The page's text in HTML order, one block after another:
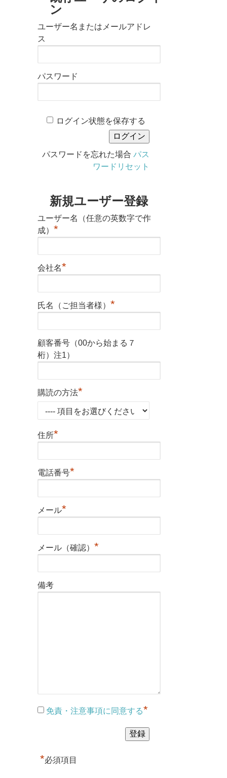
ン
ユーザー名またはメールアドレ
ス
パスワード
ログイン状態を保存する
パスワードを忘れた場合 パス
ワードリセット
新規ユーザー登録
ユーザー名（任意の英数字で作
成） *
会社名*
氏名（ご担当者様） *
顧客番号（00から始まる７
桁）注1）
購読の方法*
住所*
電話番号*
メール*
メール（確認） *
備考
免責・注意事項に同意する*
*必須項目